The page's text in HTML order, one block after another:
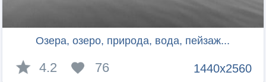
Озера, озеро, природа, вода, пейзаж...
1440x2560
4.2 76